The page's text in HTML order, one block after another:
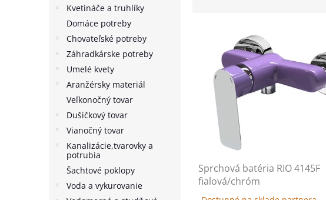
Kvetináče a truhlíky
Domáce potreby
Chovateľské potreby
Záhradkárske potreby
Umelé kvety
Aranžérsky materiál
Veľkonočný tovar
Dušičkový tovar
Vianočný tovar
Kanalizácie,tvarovky a
potrubia
Šachtové poklopy
Voda a vykurovanie
o
Sprchová batéria RIO 4145F
fialová/chróm